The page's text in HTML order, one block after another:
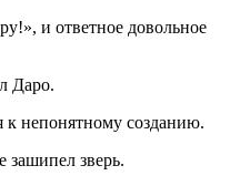
и ответное довольное
Даро.
непонятному созданию.
зверь.